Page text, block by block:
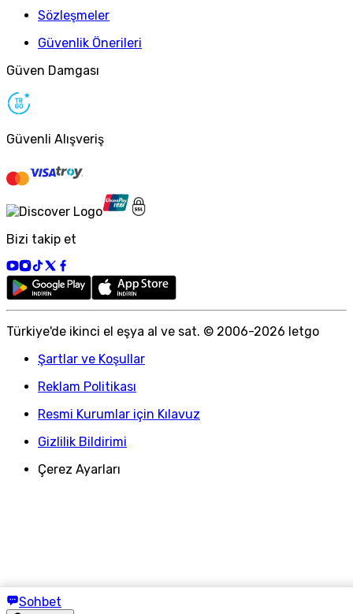
Sohbet
Sözleşmeler
Güvenlik Önerileri
Güven Damgası
Güvenli Alışveriş
Bizi takip et
Türkiye'de ikinci el eşya al ve sat. © 2006-2026 letgo
Şartlar ve Koşullar
Reklam Politikası
Resmi Kurumlar için Kılavuz
Gizlilik Bildirimi
Çerez Ayarları